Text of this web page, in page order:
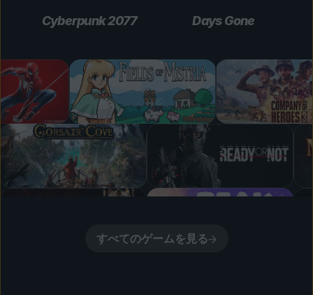
Cyberpunk 2077 Days Gone
すべてのゲームを見る